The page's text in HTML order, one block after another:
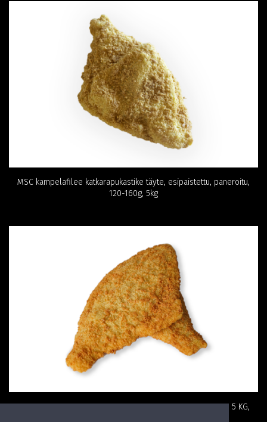
MSC kampelafilee katkarapukastike täyte, esipaistettu, paneroitu,
120-160g, 5kg
MSC PANEROITU KAMPELAFILEE 100 – 130 g, GLUTEENITON 5 KG,